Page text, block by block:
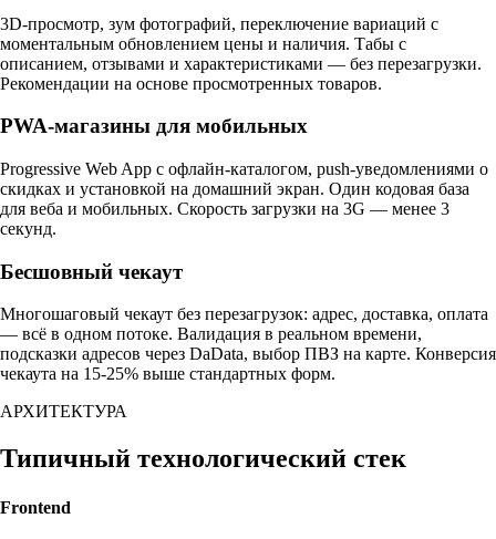
3D-просмотр, зум фотографий, переключение вариаций с
моментальным обновлением цены и наличия. Табы с
описанием, отзывами и характеристиками — без перезагрузки.
Рекомендации на основе просмотренных товаров.
PWA-магазины для мобильных
Progressive Web App с офлайн-каталогом, push-уведомлениями о
скидках и установкой на домашний экран. Один кодовая база
для веба и мобильных. Скорость загрузки на 3G — менее 3
секунд.
Бесшовный чекаут
Многошаговый чекаут без перезагрузок: адрес, доставка, оплата
— всё в одном потоке. Валидация в реальном времени,
подсказки адресов через DaData, выбор ПВЗ на карте. Конверсия
чекаута на 15-25% выше стандартных форм.
АРХИТЕКТУРА
Типичный технологический стек
Frontend